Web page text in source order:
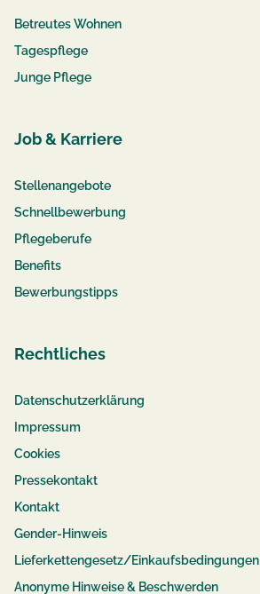
Betreutes Wohnen
Tagespflege
Junge Pflege
Job & Karriere
Stellenangebote
Schnellbewerbung
Pflegeberufe
Benefits
Bewerbungstipps
Rechtliches
Datenschutzerklärung
Impressum
Cookies
Pressekontakt
Kontakt
Gender-Hinweis
Lieferkettengesetz/Einkaufsbedingungen
Anonyme Hinweise & Beschwerden